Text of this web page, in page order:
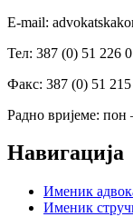
Е-mail:
Тел: 387 (0) 51 226
Факс: 387 (0) 51 215
Радно вријеме: пон
Навигација
Именик
Именик